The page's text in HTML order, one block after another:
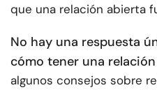
que una relación abierta
No hay una respuesta
cómo tener una
algunos consejos sobre